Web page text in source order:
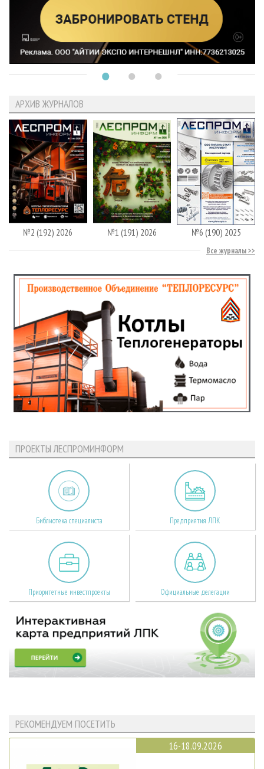
АРХИВ ЖУРНАЛОВ
№2 (192) 2026 №1 (191) 2026 №6 (190) 2025
Все журналы
ПРОЕКТЫ ЛЕСПРОМИНФОРМ
Библиотека специалиста Предприятия ЛПК
Приоритетные инвестпроекты Официальные делегации
РЕКОМЕНДУЕМ ПОСЕТИТЬ
16-18.09.2026